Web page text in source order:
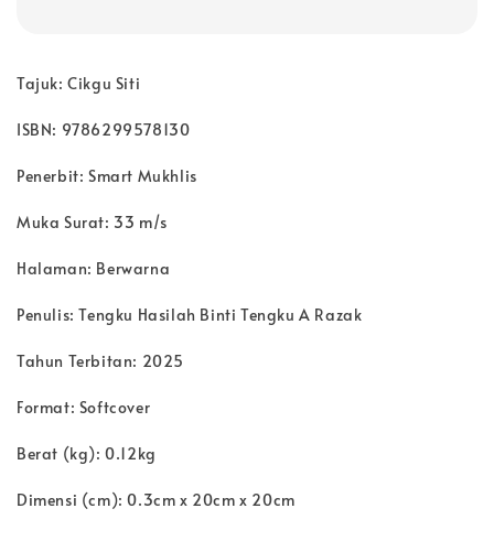
Tajuk: Cikgu Siti
ISBN: 9786299578130
Penerbit: Smart Mukhlis
Muka Surat: 33 m/s
Halaman: Berwarna
Penulis: Tengku Hasilah Binti Tengku A Razak
Tahun Terbitan: 2025
Format: Softcover
Berat (kg): 0.12kg
Dimensi (cm): 0.3cm x 20cm x 20cm